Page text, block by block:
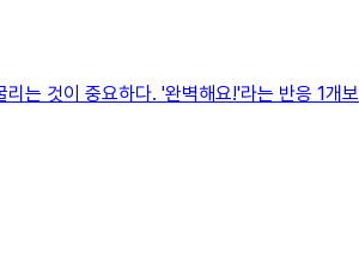
는 것이 중요하다. '완벽해요!'라는 반응 1